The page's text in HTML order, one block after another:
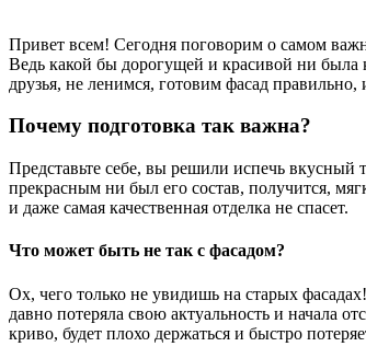
Привет всем! Сегодня поговорим о самом
Ведь какой бы дорогущей и красивой ни была
друзья, не ленимся, готовим фасад правильно,
Почему подготовка так важна?
Представьте себе, вы решили испечь
прекрасным ни был его состав, получится,
и даже самая качественная отделка не спасет.
Что может быть не так с фасадом?
Ох, чего только не увидишь на старых
давно потеряла свою актуальность и начала
криво, будет плохо держаться и быстро